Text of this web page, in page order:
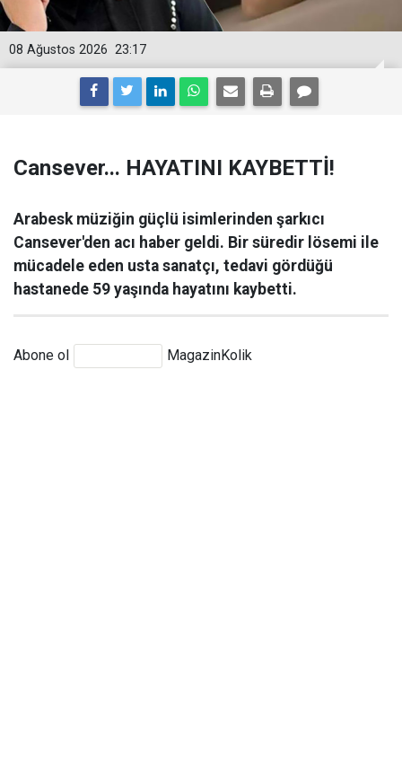
23:17
08 Ağustos 2026
Cansever... HAYATINI KAYBETTİ!
Arabesk müziğin güçlü isimlerinden şarkıcı
Cansever'den acı haber geldi. Bir süredir lösemi ile
mücadele eden usta sanatçı, tedavi gördüğü
hastanede 59 yaşında hayatını kaybetti.
Abone ol MagazinKolik